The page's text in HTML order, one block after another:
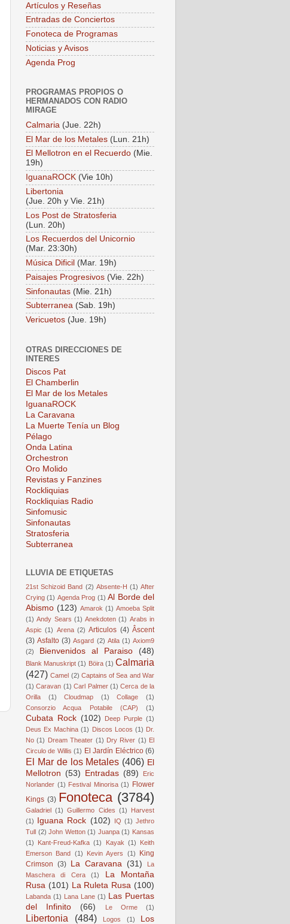
Artículos y Reseñas
Entradas de Conciertos
Fonoteca de Programas
Noticias y Avisos
Agenda Prog
PROGRAMAS PROPIOS O
HERMANADOS CON RADIO
MIRAGE
Calmaria (Jue. 22h)
El Mar de los Metales (Lun. 21h)
El Mellotron en el Recuerdo (Mie.
19h)
IguanaROCK (Vie 10h)
Libertonia
(Jue. 20h y Vie. 21h)
Los Post de Stratosferia
(Lun. 20h)
Los Recuerdos del Unicornio
(Mar. 23:30h)
Música Dificil (Mar. 19h)
Paisajes Progresivos (Vie. 22h)
Sinfonautas (Mie. 21h)
Subterranea (Sab. 19h)
Vericuetos (Jue. 19h)
OTRAS DIRECCIONES DE
INTERES
Discos Pat
El Chamberlin
El Mar de los Metales
IguanaROCK
La Caravana
La Muerte Tenía un Blog
Pélago
Onda Latina
Orchestron
Oro Molido
Revistas y Fanzines
Rockliquias
Rockliquias Radio
Sinfomusic
Sinfonautas
Stratosferia
Subterranea
LLUVIA DE ETIQUETAS
21st Schizoid Band (2) Absente-H (1) After
Crying (1) Agenda Prog (1) Al Borde del
Abismo (123) Amarok (1) Amoeba Split
(1) Andy Sears (1) Anekdoten (1) Arabs in
Aspic (1) Arena (2) Articulos (4) Âscent
(3) Asfalto (3) Asgard (2) Atila (1) Axiom9
(2)
Bienvenidos al Paraiso (48)
Blank Manuskript (1) Böira (1) Calmaria
(427) Camel (2) Captains of Sea and War
(1) Caravan (1) Carl Palmer (1) Cerca de la
Orilla
(1) Cloudmap (1) Collage
(1)
Consorzio Acqua Potabile (CAP)
(1)
Cubata Rock (102) Deep Purple (1)
Deus Ex Machina (1) Discos Locos (1) Dr.
No (1) Dream Theater (1) Dry River (1) El
Circulo de Willis (1) El Jardín Eléctrico (6)
El Mar de los Metales (406) El
Mellotron (53) Entradas (89)
Eric
Norlander (1) Festival Minorisa (1) Flower
Kings (3) Fonoteca (3784)
Galadriel (1) Guillermo Cides (1)
Harvest
(1) Iguana Rock (102) IQ (1) Jethro
Tull (2) John Wetton (1) Juanpa (1) Kansas
(1)
Kant-Freud-Kafka (1) Kayak (1)
Keith
Emerson Band (1) Kevin Ayers (1)
King
Crimson (3) La Caravana (31)
La
Maschera di Cera
(1)
La Montaña
Rusa (101) La Ruleta Rusa (100)
Labanda (1) Lana Lane (1) Las Puertas
del Infinito
(66) Le Orme (1)
Libertonia (484) Logos (1)
Los